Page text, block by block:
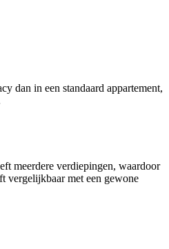
dan in een standaard appartement,
meerdere verdiepingen, waardoor
vergelijkbaar met een gewone